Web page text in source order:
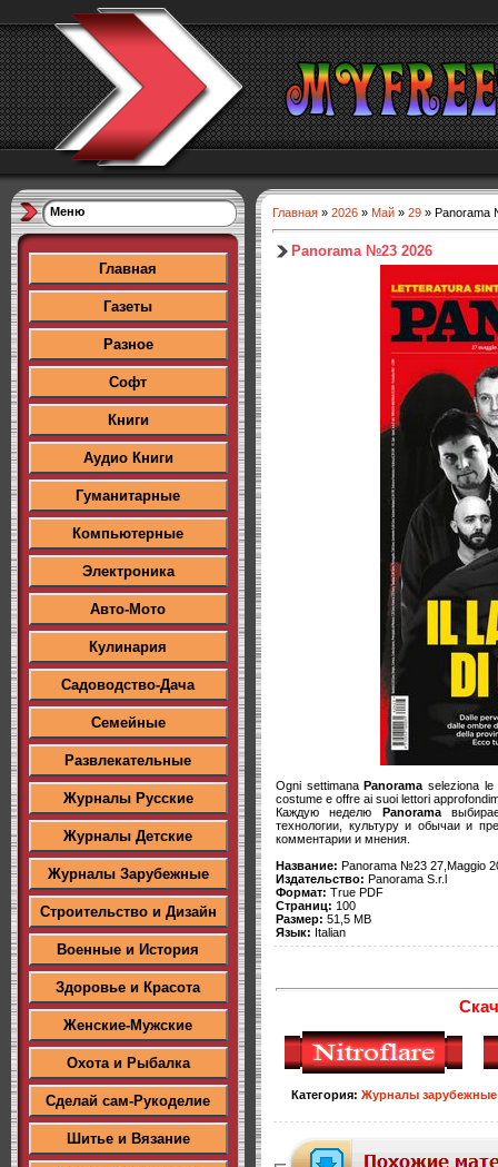
Меню
Главная
Газеты
Разное
Софт
Книги
Аудио Книги
Гуманитарные
Компьютерные
Электроника
Авто-Мото
Кулинария
Садоводство-Дача
Семейные
Развлекательные
Журналы Русские
Журналы Детские
Журналы Зарубежные
Строительство и Дизайн
Военные и История
Здоровье и Красота
Женские-Мужские
Охота и Рыбалка
Сделай сам-Рукоделие
Шитье и Вязание
Главная » 2026 » Май » 29 » Panorama
Panorama №23 2026
Ogni settimanaPanorama seleziona le
costume e offre ai suoi lettori
Каждую неделю Panorama
технологии, культуру и обычаи и
комментарии и мнения.
Название: Panorama №23 27,Maggio
Издательство: Panorama S.r.l
Формат: True PDF
Страниц: 100
Размер: 51,5 MB
Язык: Italian
Категория: Журналы зарубежные